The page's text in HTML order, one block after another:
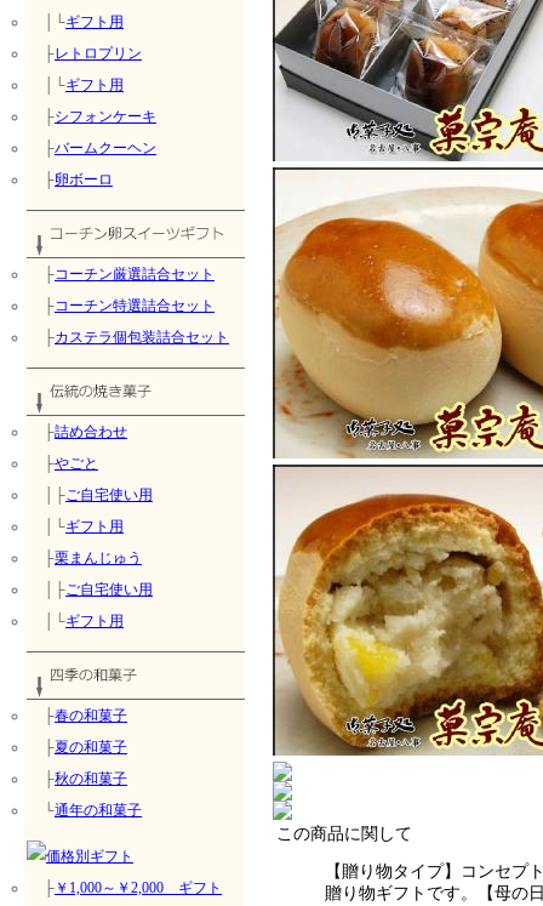
│└ギフト用
├レトロプリン
│└ギフト用
├シフォンケーキ
├バームクーヘン
├卵ボーロ
├コーチン厳選詰合セット
├コーチン特選詰合セット
├カステラ個包装詰合セット
├詰め合わせ
├やごと
│├ご自宅使い用
│└ギフト用
├栗まんじゅう
│├ご自宅使い用
│└ギフト用
├春の和菓子
├夏の和菓子
├秋の和菓子
└通年の和菓子
├ ￥1,000～￥2,000 ギフト
この商品に関して
【贈り物タイプ】コンセプ
贈り物ギフトです。【母の